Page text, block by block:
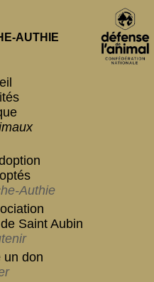
AUTHIE
Authie
Saint Aubin
don